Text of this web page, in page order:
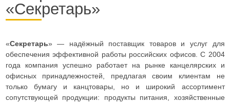
«Секретарь»
«Секретарь» — надёжный поставщик товаров и услуг для
обеспечения эффективной работы российских офисов. С 2004
года компания успешно работает на рынке канцелярских и
офисных принадлежностей, предлагая своим клиентам не
только бумагу и канцтовары, но и широкий ассортимент
сопутствующей продукции: продукты питания, хозяйственные